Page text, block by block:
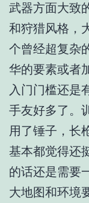
武器方面大致
和狩猎风格，
个曾经超复杂
华的要素或者
入门门槛还是
手友好多了。
用了锤子，长
基本都觉得还
的话还是需要
大地图和环境